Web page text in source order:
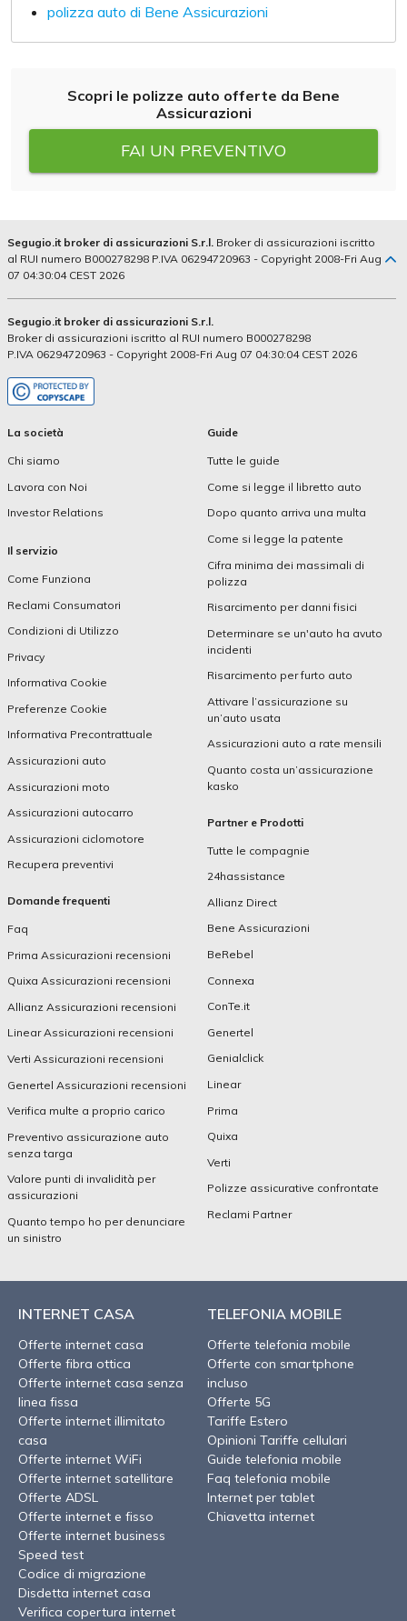
polizza auto di Bene Assicurazioni
Scopri le polizze auto offerte da Bene
Assicurazioni
FAI UN PREVENTIVO
Segugio.it broker di assicurazioni S.r.l. Broker di assicurazioni iscritto
al RUI numero B000278298 P.IVA 06294720963 - Copyright 2008-Fri Aug
07 04:30:04 CEST 2026
La società
Chi siamo
Lavora con Noi
Investor Relations
Il servizio
Come Funziona
Reclami Consumatori
Condizioni di Utilizzo
Privacy
Informativa Cookie
Preferenze Cookie
Informativa Precontrattuale
Assicurazioni auto
Assicurazioni moto
Assicurazioni autocarro
Assicurazioni ciclomotore
Recupera preventivi
Domande frequenti
Faq
Prima Assicurazioni recensioni
Quixa Assicurazioni recensioni
Allianz Assicurazioni recensioni
Linear Assicurazioni recensioni
Verti Assicurazioni recensioni
Genertel Assicurazioni recensioni
Verifica multe a proprio carico
Preventivo assicurazione auto
senza targa
Valore punti di invalidità per
assicurazioni
Quanto tempo ho per denunciare
un sinistro
Guide
Tutte le guide
Come si legge il libretto auto
Dopo quanto arriva una multa
Come si legge la patente
Cifra minima dei massimali di
polizza
Risarcimento per danni fisici
Determinare se un'auto ha avuto
incidenti
Risarcimento per furto auto
Attivare l’assicurazione su
un’auto usata
Assicurazioni auto a rate mensili
Quanto costa un’assicurazione
kasko
Partner e Prodotti
Tutte le compagnie
24hassistance
Allianz Direct
Bene Assicurazioni
BeRebel
Connexa
ConTe.it
Genertel
Genialclick
Linear
Prima
Quixa
Verti
Polizze assicurative confrontate
Reclami Partner
Segugio.it broker di assicurazioni S.r.l.
Broker di assicurazioni iscritto al RUI numero B000278298
P.IVA 06294720963 - Copyright 2008-Fri Aug 07 04:30:04 CEST 2026
INTERNET CASA
Offerte internet casa
Offerte fibra ottica
Offerte internet casa senza
linea fissa
Offerte internet illimitato
casa
Offerte internet WiFi
Offerte internet satellitare
Offerte ADSL
Offerte internet e fisso
Offerte internet business
Speed test
Codice di migrazione
Disdetta internet casa
Verifica copertura internet
TELEFONIA MOBILE
Offerte telefonia mobile
Offerte con smartphone
incluso
Offerte 5G
Tariffe Estero
Opinioni Tariffe cellulari
Guide telefonia mobile
Faq telefonia mobile
Internet per tablet
Chiavetta internet